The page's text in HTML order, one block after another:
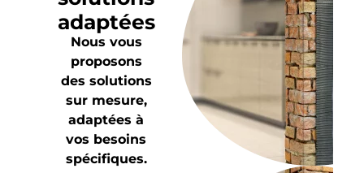
adaptées
Nous vous
proposons
des solutions
sur mesure,
adaptées à
vos besoins
spécifiques.